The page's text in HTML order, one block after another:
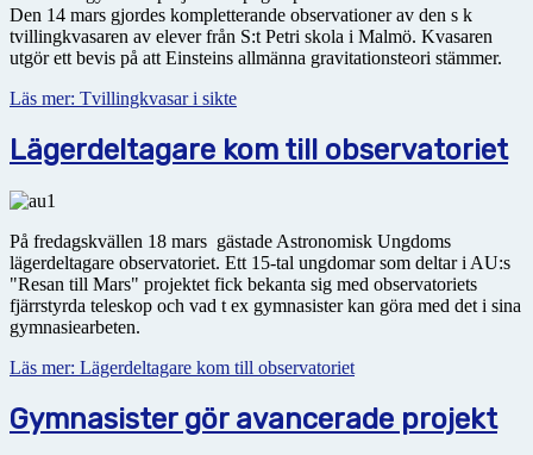
Den 14 mars gjordes kompletterande observationer av den s k
tvillingkvasaren av elever från S:t Petri skola i Malmö. Kvasaren
utgör ett bevis på att Einsteins allmänna gravitationsteori stämmer.
Läs mer: Tvillingkvasar i sikte
Lägerdeltagare kom till observatoriet
På fredagskvällen 18 mars gästade Astronomisk Ungdoms
lägerdeltagare observatoriet. Ett 15-tal ungdomar som deltar i AU:s
"Resan till Mars" projektet fick bekanta sig med observatoriets
fjärrstyrda teleskop och vad t ex gymnasister kan göra med det i sina
gymnasiearbeten.
Läs mer: Lägerdeltagare kom till observatoriet
Gymnasister gör avancerade projekt